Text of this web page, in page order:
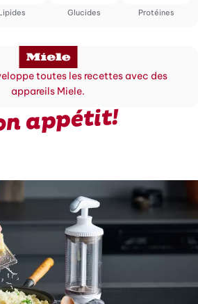
Glucides Protéines
toutes les recettes avec des
appareils Miele.
appétit!